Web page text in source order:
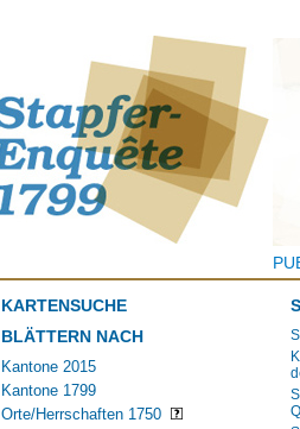
KARTENSUCHE
BLÄTTERN NACH
Kantone 2015
Kantone 1799
Orte/Herrschaften 1750